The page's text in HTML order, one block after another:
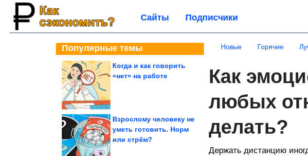
Сайты Подписчики
Популярные темы
Когда и как говорить
«нет» на работе
Взрослому человеку не
уметь готовить. Норм
или стрём?
Новые Горячие
Как
любых
делать?
Держать дистанцию